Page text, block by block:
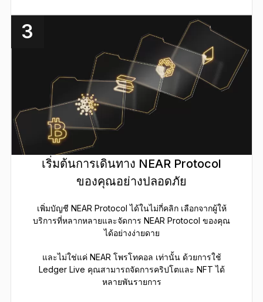
3
เริ่มต้นการเดินทาง NEAR Protocol
ของคุณอย่างปลอดภัย
เพิ่มบัญชี NEAR Protocol ได้ในไม่กี่คลิก เลือกจากผู้ให้
บริการที่หลากหลายและจัดการ NEAR Protocol ของคุณ
ได้อย่างง่ายดาย
และไม่ใช่แค่ NEAR โพรโทคอล เท่านั้น ด้วยการใช้
Ledger Live คุณสามารถจัดการคริปโตและ NFT ได้
หลายพันรายการ